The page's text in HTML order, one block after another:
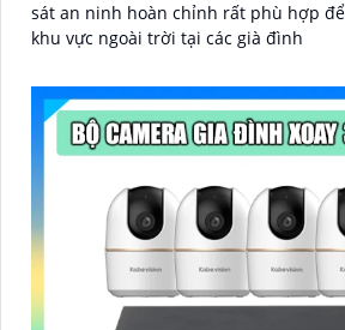
sát an ninh hoàn chỉnh rất phù hợp
khu vực ngoài trời tại các già đình